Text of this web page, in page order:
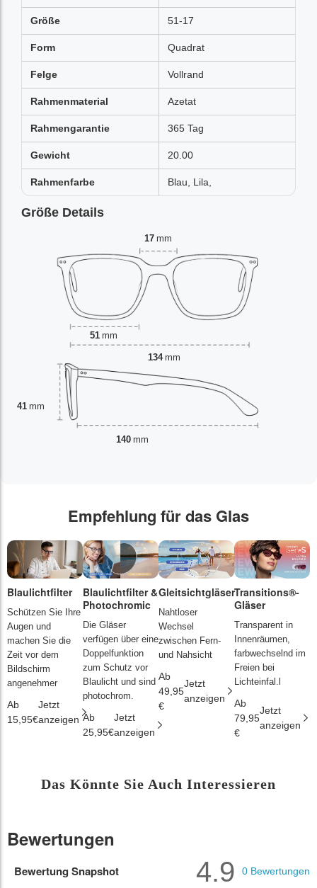
Größe 51-17
Form Quadrat
Felge Vollrand
Rahmenmaterial Azetat
Rahmengarantie 365 Tag
Gewicht 20.00
Rahmenfarbe Blau, Lila,
Größe Details
17 mm
51 mm
41 mm
134 mm
140 mm
Empfehlung für das Glas
Blaulichtfilter
Schützen Sie Ihre
Augen und
machen Sie die
Zeit vor dem
Bildschirm
angenehmer
Ab
15,95€
Jetzt
anzeigen
Blaulichtfilter &
Photochromic
Die Gläser
verfügen über eine
Doppelfunktion
zum Schutz vor
Blaulicht und sind
photochrom.
Ab
25,95€
Jetzt
anzeigen
Gleitsichtgläser
Nahtloser
Wechsel
zwischen Fern-
und Nahsicht
Ab
49,95
€
Jetzt
anzeigen
Transitions®-
Gläser
Transparent in
Innenräumen,
farbwechselnd im
Freien bei
Lichteinfal.l
Ab
79,95
€
Jetzt
anzeigen
Das Könnte Sie Auch Interessieren
Bewertungen
Bewertung Snapshot 4.9 0 Bewertungen